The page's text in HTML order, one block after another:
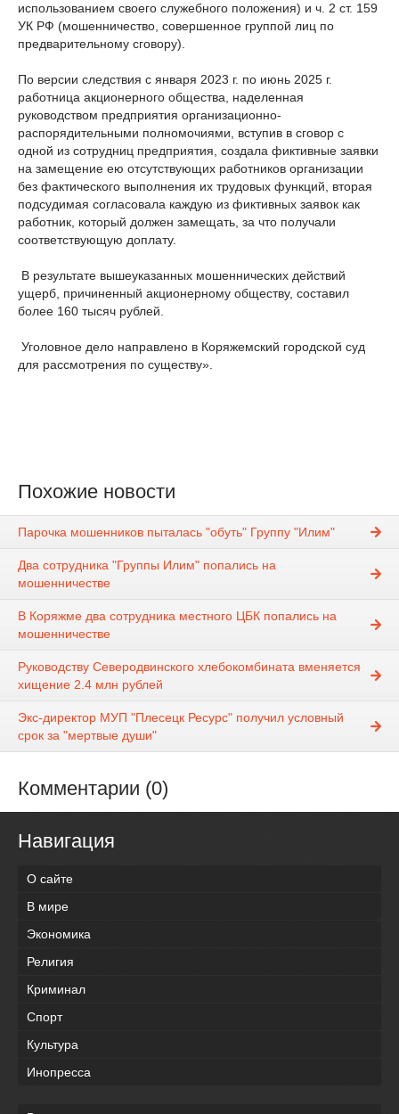
использованием своего служебного положения) и ч. 2 ст. 159
УК РФ (мошенничество, совершенное группой лиц по
предварительному сговору).
По версии следствия с января 2023 г. по июнь 2025 г.
работница акционерного общества, наделенная
руководством предприятия организационно-
распорядительными полномочиями, вступив в сговор с
одной из сотрудниц предприятия, создала фиктивные заявки
на замещение ею отсутствующих работников организации
без фактического выполнения их трудовых функций, вторая
подсудимая согласовала каждую из фиктивных заявок как
работник, который должен замещать, за что получали
соответствующую доплату.
В результате вышеуказанных мошеннических действий
ущерб, причиненный акционерному обществу, составил
более 160 тысяч рублей.
Уголовное дело направлено в Коряжемский городской суд
для рассмотрения по существу».
Похожие новости
Парочка мошенников пыталась "обуть" Группу "Илим"
Два сотрудника "Группы Илим" попались на
мошенничестве
В Коряжме два сотрудника местного ЦБК попались на
мошенничестве
Руководству Северодвинского хлебокомбината вменяется
хищение 2.4 млн рублей
Экс-директор МУП "Плесецк Ресурс" получил условный
срок за "мертвые души"
Комментарии (0)
Навигация
О сайте
В мире
Экономика
Религия
Криминал
Спорт
Культура
Инопресса